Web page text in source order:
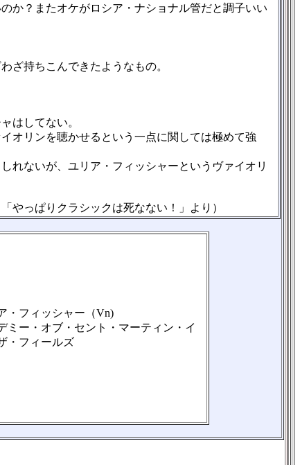
か？またオケがロシア・ナショナル管だと調子いい
ざ持ちこんできたようなもの。
はしてない。
オリンを聴かせるという一点に関しては極めて強
れないが、ユリア・フィッシャーというヴァイオリ
っぱりクラシックは死なない！」より）
・フィッシャー（Vn)
ミー・オブ・セント・マーティン・イ
・フィールズ